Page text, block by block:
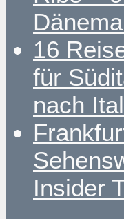
16
für
nach
Insider